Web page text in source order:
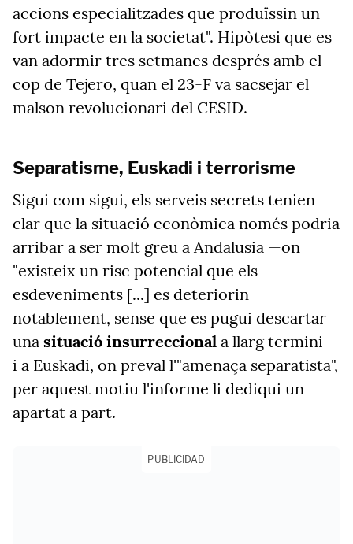
accions especialitzades que produïssin un
fort impacte en la societat". Hipòtesi que es
van adormir tres setmanes després amb el
cop de Tejero, quan el 23-F va sacsejar el
malson revolucionari del CESID.
Separatisme, Euskadi i terrorisme
Sigui com sigui, els serveis secrets tenien
clar que la situació econòmica només podria
arribar a ser molt greu a Andalusia —on
"existeix un risc potencial que els
esdeveniments [...] es deteriorin
notablement, sense que es pugui descartar
una situació insurreccional a llarg termini—
i a Euskadi, on preval l'"amenaça separatista",
per aquest motiu l'informe li dediqui un
apartat a part.
PUBLICIDAD